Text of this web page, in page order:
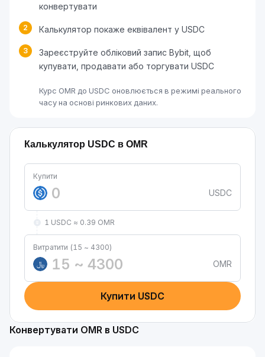
конвертувати
2 Калькулятор покаже еквівалент у USDC
3
Зареєструйте обліковий запис Bybit, щоб
купувати, продавати або торгувати USDC
Курс OMR до USDC оновлюється в режимі реального
часу на основі ринкових даних.
Калькулятор USDC в OMR
Купити
USDC
1 USDC ≈ 0.39 OMR
Витратити (15 ~ 4300)
﷼
OMR
Купити USDC
Конвертувати OMR в USDC